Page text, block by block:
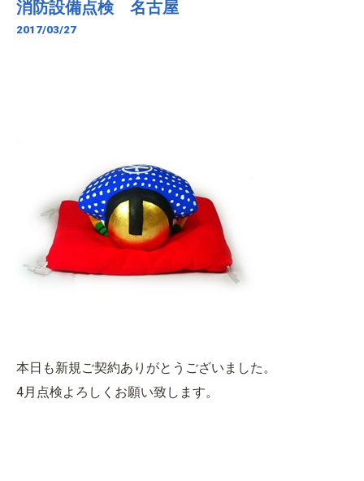
消防設備点検 名古屋
2017/03/27
本日も新規ご契約ありがとうございました。
4月点検よろしくお願い致します。